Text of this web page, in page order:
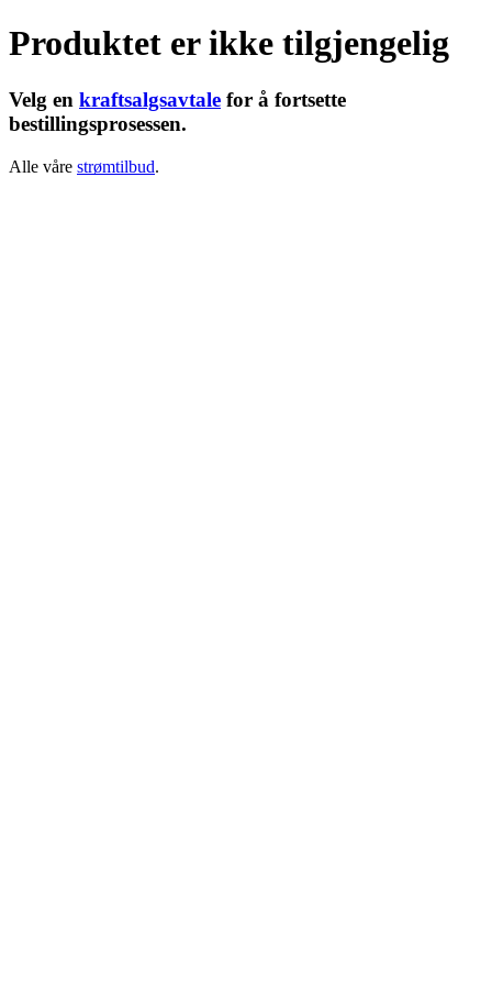
Produktet er ikke tilgjengelig
Velg en kraftsalgsavtale for å fortsette
bestillingsprosessen.
Alle våre strømtilbud.